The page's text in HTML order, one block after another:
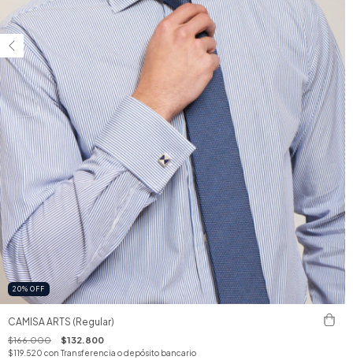
20% OFF
CAMISA ARTS (Regular)
$166.000 $132.800
$119.520 con Transferencia o depósito bancario